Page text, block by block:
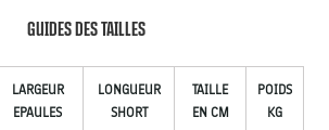
GUIDES DES TAILLES
LARGEUR
EPAULES
LONGUEUR
SHORT
TAILLE
EN CM
POIDS
KG